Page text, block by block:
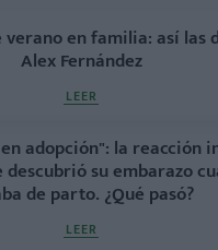
verano en familia: así las
Alex Fernández
LEER
adopción": la reacción
su embarazo
de parto. ¿Qué pasó?
LEER